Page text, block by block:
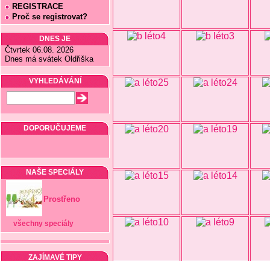
REGISTRACE
Proč se registrovat?
DNES JE
Čtvrtek 06.08. 2026
Dnes má svátek Oldřiška
VYHLEDÁVÁNÍ
DOPORUČUJEME
NAŠE SPECIÁLY
Prostřeno
všechny speciály
ZAJÍMAVÉ TIPY